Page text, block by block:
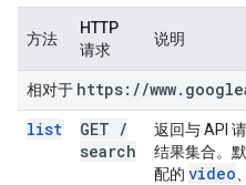
方法
HTTP
请求
说明
相对于 https: //www.
list GET /
search
返回与 API
结果集合。
配的 video